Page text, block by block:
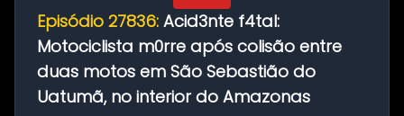
Episódio 27836: Acid3nte f4tal:
Motociclista m0rre após colisão entre
duas motos em São Sebastião do
Uatumã, no interior do Amazonas